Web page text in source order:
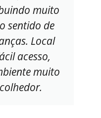
muito
sentido de
Local
acesso,
muito